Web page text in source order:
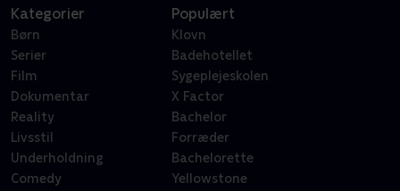
Kategorier
Børn
Serier
Film
Dokumentar
Reality
Livsstil
Underholdning
Comedy
Populært
Klovn
Badehotellet
Sygeplejeskolen
X Factor
Bachelor
Forræder
Bachelorette
Yellowstone